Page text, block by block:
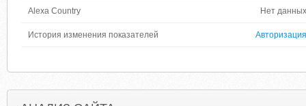
Alexa Country Нет данных
История изменения показателей Авторизация